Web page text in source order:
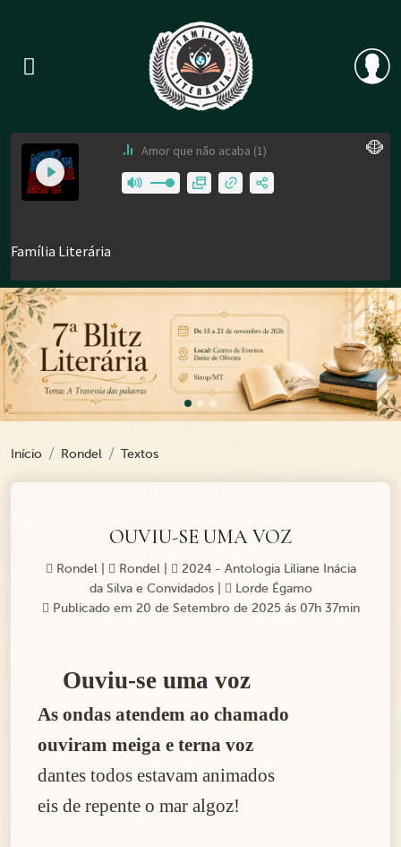
Previous
Início Rondel Textos
OUVIU-SE UMA VOZ
Rondel| Rondel|
2024 - Antologia Liliane Inácia
da Silva e Convidados|
Lorde Égamo
Publicado em 20 de Setembro de 2025 ás 07h 37min
Ouviu-se uma voz
As ondas atendem ao chamado
ouviram meiga e terna voz
dantes todos estavam animados
eis de repente o mar algoz!